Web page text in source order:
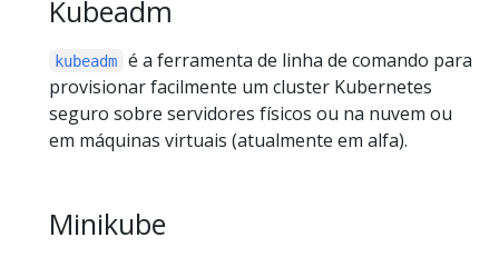
Kubeadm
kubeadm
é a ferramenta de linha de comando para
provisionar facilmente um cluster Kubernetes
seguro sobre servidores físicos ou na nuvem ou
em máquinas virtuais (atualmente em alfa).
Minikube